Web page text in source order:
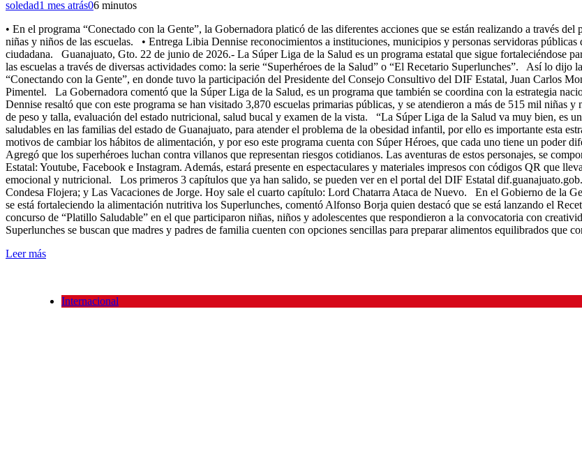
soledad1 mes atrás06 minutos
• En el programa “Conectado con la Gente”, la Gobernadora platicó de las diferentes acciones que se están realizando a través
niñas y niños de las escuelas. • Entrega Libia Dennise reconocimientos a instituciones, municipios y personas servidoras
ciudadana. Guanajuato, Gto. 22 de junio de 2026.- La Súper Liga de la Salud es un programa estatal que sigue fortaleciéndose
las escuelas a través de diversas actividades como: la serie “Superhéroes de la Salud” o “El Recetario Superlunches”. Así lo
“Conectando con la Gente”, en donde tuvo la participación del Presidente del Consejo Consultivo del DIF Estatal, Juan Carlos
Pimentel. La Gobernadora comentó que la Súper Liga de la Salud, es un programa que también se coordina con la estrategia
Dennise resaltó que con este programa se han visitado 3,870 escuelas primarias públicas, y se atendieron a más de 515 mil niñas
de peso y talla, evaluación del estado nutricional, salud bucal y examen de la vista. “La Súper Liga de la Salud va muy bien, es
saludables en las familias del estado de Guanajuato, para atender el problema de la obesidad infantil, por ello es importante esta
motivos de cambiar los hábitos de alimentación, y por eso este programa cuenta con Súper Héroes, que cada uno tiene un poder
Agregó que los superhéroes luchan contra villanos que representan riesgos cotidianos. Las aventuras de estos personajes, se
Estatal: Youtube, Facebook e Instagram. Además, estará presente en espectaculares y materiales impresos con códigos QR que
emocional y nutricional. Los primeros 3 capítulos que ya han salido, se pueden ver en el portal del DIF Estatal
Condesa Flojera; y Las Vacaciones de Jorge. Hoy sale el cuarto capítulo: Lord Chatarra Ataca de Nuevo. En el Gobierno de la
se está fortaleciendo la alimentación nutritiva los Superlunches, comentó Alfonso Borja quien destacó que se está lanzando el
concurso de “Platillo Saludable” en el que participaron niñas, niños y adolescentes que respondieron a la convocatoria con
Superlunches se buscan que madres y padres de familia cuenten con opciones sencillas para preparar alimentos equilibrados que
Leer más
Internacional